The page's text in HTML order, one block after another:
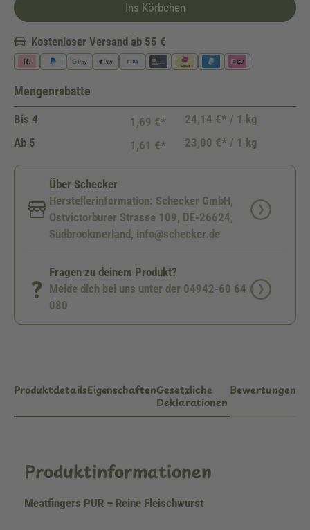
Ins Körbchen
Kostenloser Versand ab 55 €
Mengenrabatte
Bis 4 1,69 €*
24,14 €* / 1 kg
Ab 5 1,61 €* 23,00 €* / 1 kg
Über Schecker
Herstellerinformation: Schecker GmbH,
Ostvictorburer Strasse 109, DE-26624,
Südbrookmerland, info@schecker.de
Fragen zu deinem Produkt?
Melde dich bei uns unter der 04942-60 64
080
ProduktdetailsEigenschaftenGesetzliche
Deklarationen
Bewertungen
Produktinformationen
Meatfingers PUR – Reine Fleischwurst